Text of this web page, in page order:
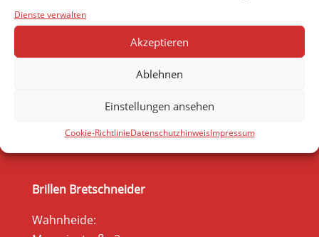
Dienste verwalten
Akzeptieren
Ablehnen
Einstellungen ansehen
Cookie-RichtlinieDatenschutzhinweisImpressum
Brillen Bretschneider
Wahnheide: